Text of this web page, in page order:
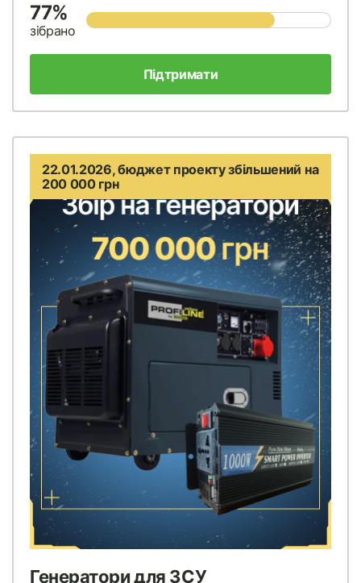
77%
зібрано
Підтримати
22.01.2026, бюджет проекту збільшений на
200 000 грн
Генератори для ЗСУ